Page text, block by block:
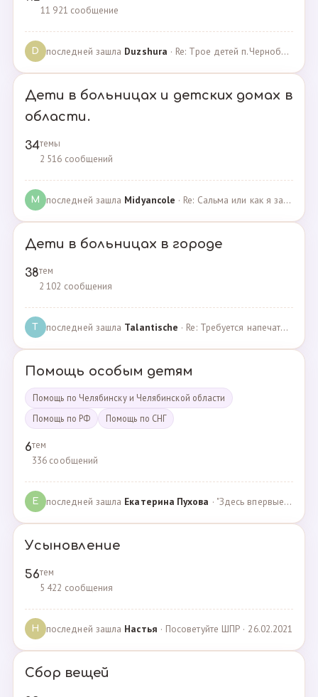
11 921 сообщение
D последней зашла Duzshura · Re: Трое детей п.Черноборский Чесменский район. · 27.06.2024
Дети в больницах и детских домах в
области.
34темы
2 516 сообщений
M последней зашла Midyancole · Re: Сальма или как я захотела помочь взросым сиротам · 16.12.2019
Дети в больницах в городе
38тем
2 102 сообщения
T последней зашла Talantische · Re: Требуется напечатать бейджики · 09.02.2024
Помощь особым детям
Помощь по Челябинску и Челябинской области
Помощь по РФ
Помощь по СНГ
6тем
336 сообщений
Е последней зашла Екатерина Пухова · "Здесь впервые поверили в моего сына и подарили над… · 09.09.2019
Усыновление
56тем
5 422 сообщения
Н последней зашла Настья · Посоветуйте ШПР · 26.02.2021
Сбор вещей